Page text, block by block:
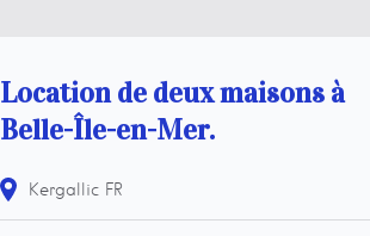
Location de deux maisons à
Belle-Île-en-Mer.
Kergallic FR